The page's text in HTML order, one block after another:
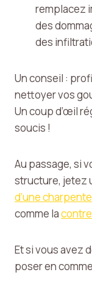
remplacez
des
des
Un conseil :
nettoyer vos
Un coup d’œil
soucis !
Au passage, si
structure, jetez
d’une charpente
comme la
Et si vous avez
poser en